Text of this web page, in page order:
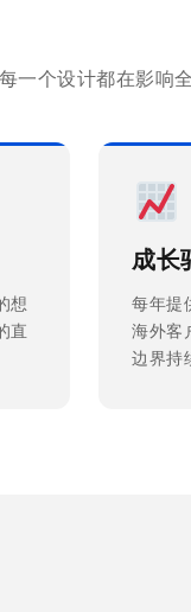
个设计都在影响全
想
直
成长
每年提
海外客
边界持